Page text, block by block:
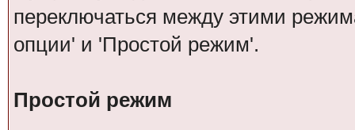
переключаться между этими
опции' и 'Простой режим'.
Простой режим